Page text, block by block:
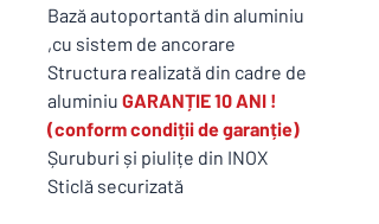
Bază autoportantă din aluminiu
,cu sistem de ancorare
Structura realizată din cadre de
aluminiu GARANȚIE 10 ANI !
(conform condiții de garanție)
Șuruburi și piulițe din INOX
Sticlă securizată